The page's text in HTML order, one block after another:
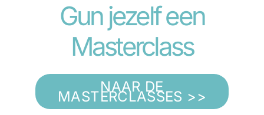
Gun jezelf een
Masterclass
NAAR DE
MASTERCLASSES >>